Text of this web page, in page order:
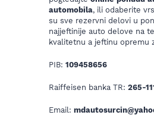
automobila, ili odaberite
su sve rezervni delovi u
najjeftinije auto delove na
kvalitetnu a jeftinu opremu
PIB: 109458656
Raiffeisen banka TR: 265-
Email: